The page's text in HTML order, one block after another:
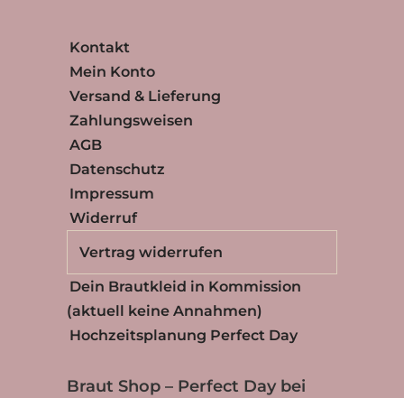
Kontakt
Mein Konto
Versand & Lieferung
Zahlungsweisen
AGB
Datenschutz
Impressum
Widerruf
Vertrag widerrufen
Dein Brautkleid in Kommission
(aktuell keine Annahmen)
Hochzeitsplanung Perfect Day
Braut Shop – Perfect Day bei